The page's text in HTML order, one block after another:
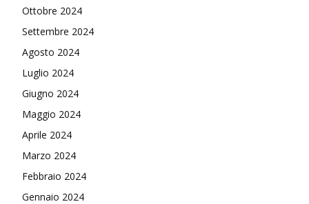
Ottobre 2024
Settembre 2024
Agosto 2024
Luglio 2024
Giugno 2024
Maggio 2024
Aprile 2024
Marzo 2024
Febbraio 2024
Gennaio 2024